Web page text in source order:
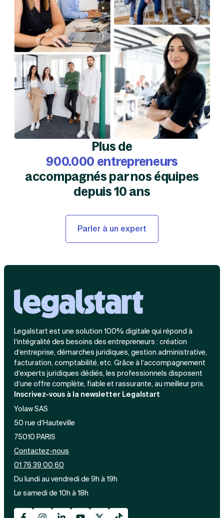
Plus de
900.000 entrepreneurs
accompagnés par nos équipes
depuis 10 ans
Parler à un expert
Legalstart est une solution 100% digitale qui répond à
l’intégralité des besoins des entrepreneurs : création
d’entreprise, démarches juridiques, gestion administrative,
facturation, comptabilité, etc. Grâce à l’accompagnement
d’experts juridiques dédiés, les professionnels disposent
d’une offre complète, fiable et rassurante, au meilleur prix.
Inscrivez-vous à la newsletter Legalstart
Yolaw SAS
50 rue d’Hauteville
75010 PARIS
Contactez-nous
01 76 39 00 60
Du lundi au vendredi de 9h à 19h
Le samedi de 10h à 18h